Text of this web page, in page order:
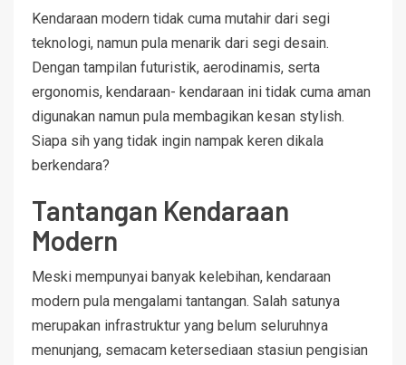
Kendaraan modern tidak cuma mutahir dari segi
teknologi, namun pula menarik dari segi desain.
Dengan tampilan futuristik, aerodinamis, serta
ergonomis, kendaraan- kendaraan ini tidak cuma aman
digunakan namun pula membagikan kesan stylish.
Siapa sih yang tidak ingin nampak keren dikala
berkendara?
Tantangan Kendaraan
Modern
Meski mempunyai banyak kelebihan, kendaraan
modern pula mengalami tantangan. Salah satunya
merupakan infrastruktur yang belum seluruhnya
menunjang, semacam ketersediaan stasiun pengisian